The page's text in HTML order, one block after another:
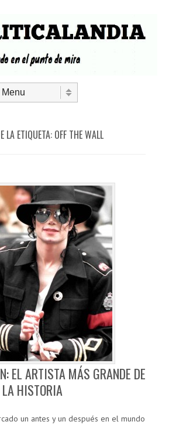
LA ETIQUETA: OFF THE WALL
EL ARTISTA MÁS GRANDE DE
LA HISTORIA
un antes y un después en el mundo